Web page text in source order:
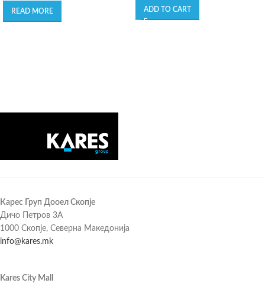
READ MORE ADD TO CART
Карес Груп Дооел Скопје
Дичо Петров 3А
1000 Скопје, Северна Македонија
info@kares.mk
Kares City Mall